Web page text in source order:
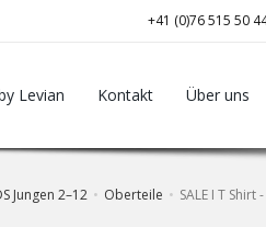
+41 (0)76 515 50
Levian Kontakt Über uns
Jungen 2–12 Oberteile SALE I T Shirt